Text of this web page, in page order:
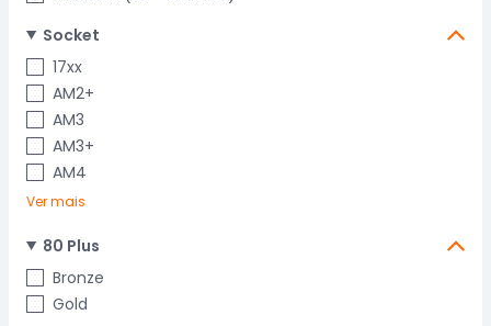
Socket
17xx
AM2+
AM3
AM3+
AM4
Ver mais
80 Plus
Bronze
Gold